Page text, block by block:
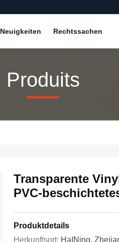
Neuigkeiten Rechtssachen
Produits
Transparente
PVC-
Produktdetails
Herkunftsort: HaINing,